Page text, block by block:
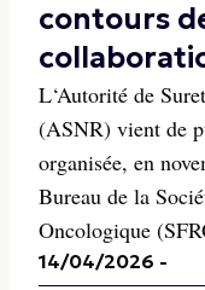
contours
L‘Autorité de
(ASNR) vient de
organisée, en
Bureau de la
Oncologique
14/04/2026 -